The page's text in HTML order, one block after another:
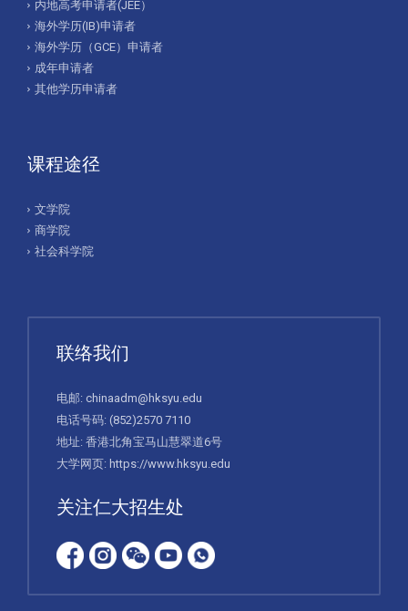
内地高考申请者(JEE）
海外学历(IB)申请者
海外学历（GCE）申请者
成年申请者
其他学历申请者
课程途径
文学院
商学院
社会科学院
联络我们
电邮: chinaadm@hksyu.edu
电话号码: (852)2570 7110
地址: 香港北角宝马山慧翠道6号
大学网页: https://www.hksyu.edu
关注仁大招生处